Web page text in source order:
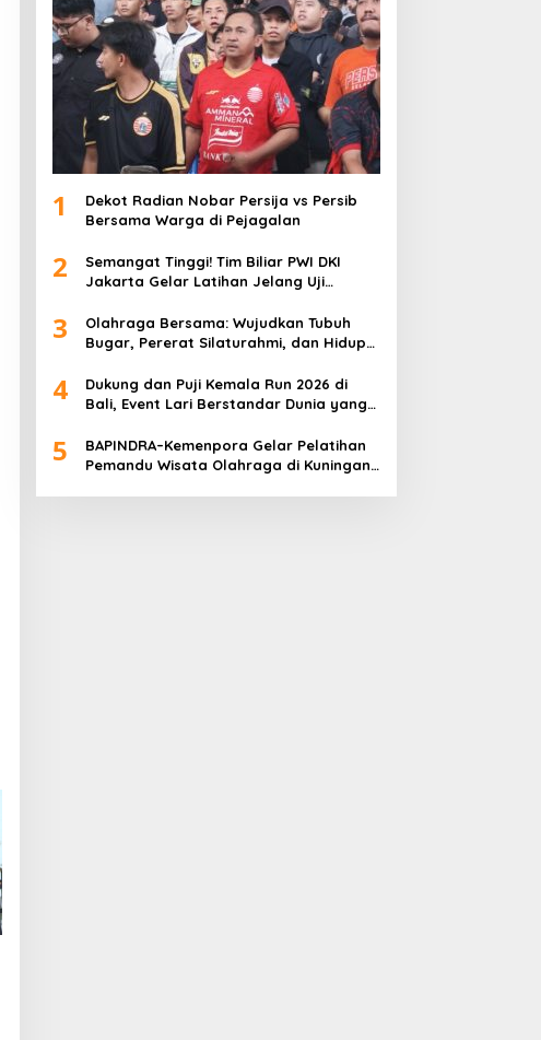
1
Dekot Radian Nobar Persija vs Persib
Bersama Warga di Pejagalan
2
Semangat Tinggi! Tim Biliar PWI DKI
Jakarta Gelar Latihan Jelang Uji
3
Olahraga Bersama: Wujudkan Tubuh
Bugar, Pererat Silaturahmi, dan Hidup
4
Dukung dan Puji Kemala Run 2026 di
Bali, Event Lari Berstandar Dunia yang
5
BAPINDRA–Kemenpora Gelar Pelatihan
Pemandu Wisata Olahraga di Kuningan